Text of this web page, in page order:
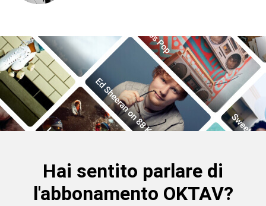
Hai sentito parlare di
l'abbonamento OKTAV?